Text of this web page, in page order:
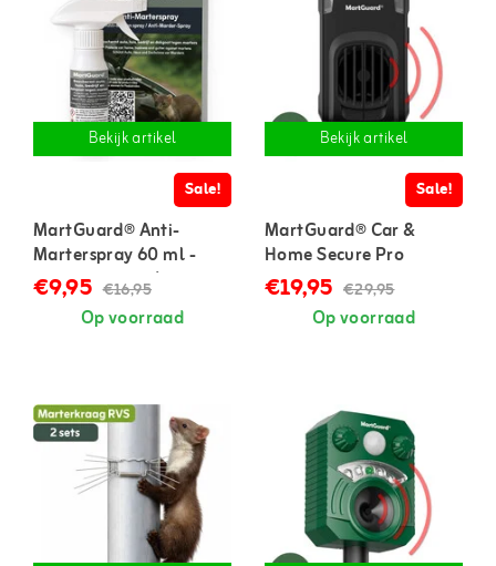
Bekijk artikel
Sale!
MartGuard® Anti-
Marterspray 60 ml -
geconcentreerd
€9,95 €16,95
Op voorraad
Bekijk artikel
Sale!
MartGuard® Car &
Home Secure Pro
marterverjager voor in
auto en huis
€19,95 €29,95
Op voorraad